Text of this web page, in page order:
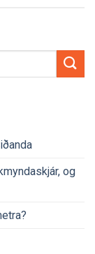
og